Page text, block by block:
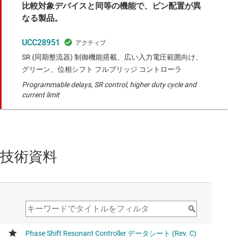
比較対象デバイスと同等の機能で、ピン配置が異
なる製品。
UCC28951
SR (同期整流器) 制御機能搭載、広い入力電圧範囲向け、
グリーン、位相シフト フルブリッジ コントローラ
Programmable delays, SR control, higher duty cycle and
current limit
技術資料